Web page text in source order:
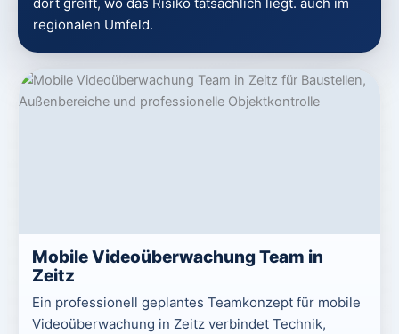
regionalen Umfeld.
Mobile Videoüberwachung Team in
Zeitz
Ein professionell geplantes Teamkonzept für mobile
Videoüberwachung in Zeitz verbindet Technik,